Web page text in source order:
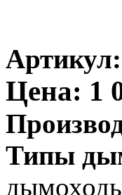
Артикул:
Цена: 1
Типы